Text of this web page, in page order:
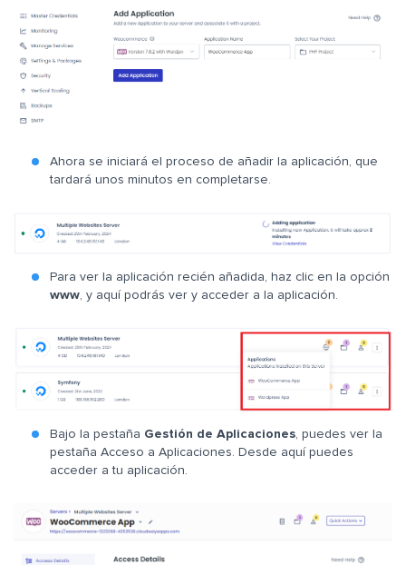
Ahora se iniciará el proceso de añadir la aplicación, que
tardará unos minutos en completarse.
Para ver la aplicación recién añadida, haz clic en la opción
www, y aquí podrás ver y acceder a la aplicación.
Bajo la pestaña Gestión de Aplicaciones , puedes ver la
pestaña Acceso a Aplicaciones. Desde aquí puedes
acceder a tu aplicación.